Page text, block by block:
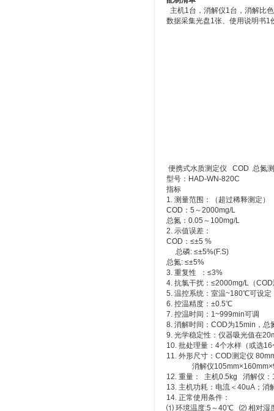
主机1台，消解仪1台，消解比
数据采集光盘1张、使用说明书
便携式水质测定仪 COD 总氮
型号：HAD-WN-820C
指标
1. 测量范围：（超过稀释测定）
COD：5～2000mg/L
总氮：0.05～100mg/L
2. 示值误差：
COD：≤±5 %
总磷: ≤±5%(F.S)
总氮: ≤±5%
3. 重复性 ：≤3%
4. 抗氯干扰：≤2000mg/L（
5. 温控系统：室温~180℃可设
6. 控温精度：±0.5℃
7. 控温时间：1~999min可调
8. 消解时间：COD为15min，总
9. 光学稳定性：仪器吸光值在
10. 批处理量：4个水样（或选
11. 外形尺寸：COD测定仪
消解仪
12. 重量： 主机0.5kg 消解仪：
13. 主机功耗：电流＜40uA；消
14. 正常使用条件：
⑴ 环境温度:5～40℃ ⑵ 相对湿